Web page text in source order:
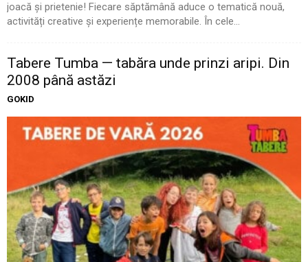
joacă și prietenie! Fiecare săptămână aduce o tematică nouă,
activități creative și experiențe memorabile. În cele...
Tabere Tumba — tabăra unde prinzi aripi. Din
2008 până astăzi
GOKID